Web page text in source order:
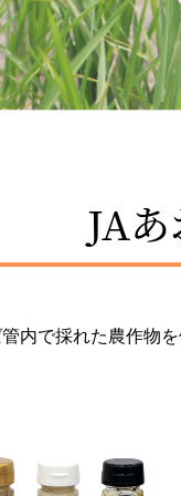
JA
内で採れた農作物